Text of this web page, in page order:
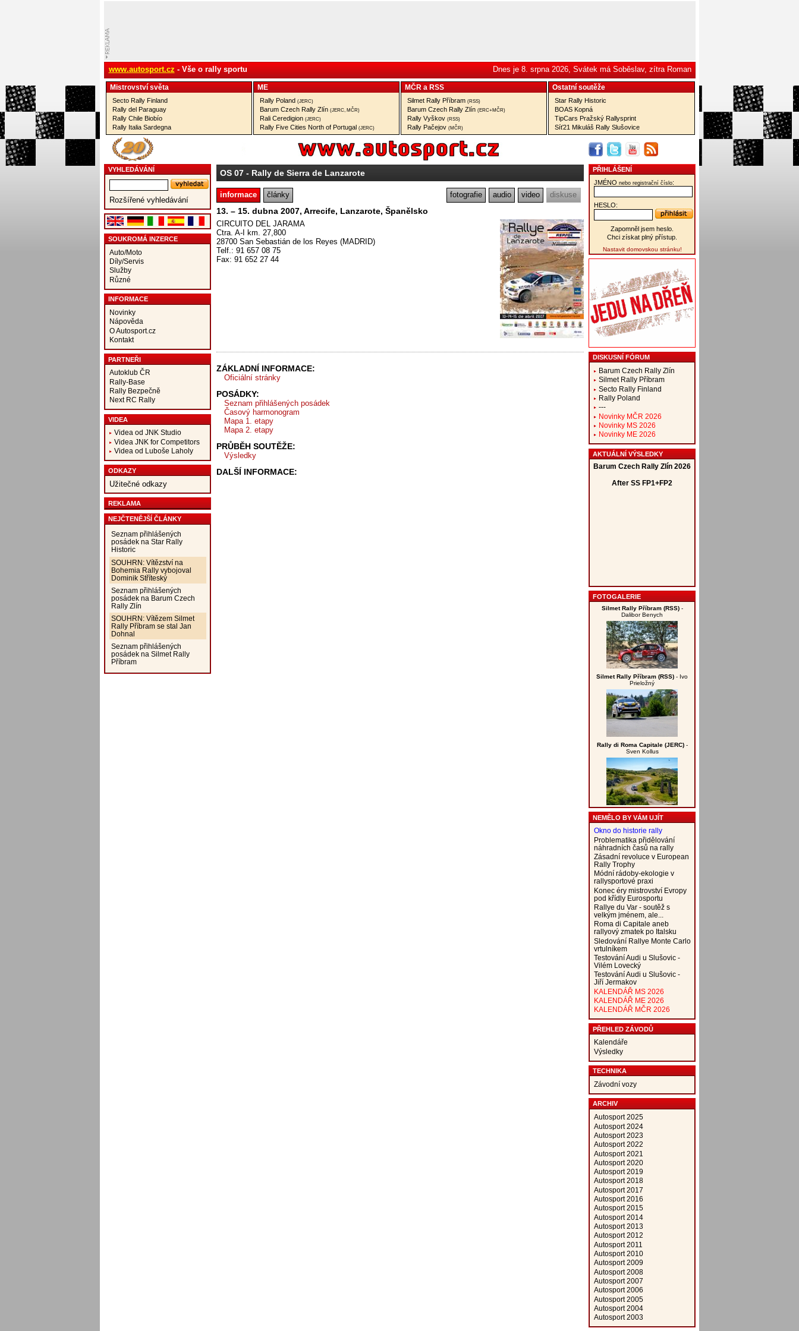
www.autosport.cz - Vše o rally sportu Dnes je 8. srpna 2026, Svátek má Soběslav, zítra Roman
Mistrovství­ světa
Secto Rally Finland
Rally del Paraguay
Rally Chile Biobío
Rally Italia Sardegna
ME
Rally Poland (JERC)
Barum Czech Rally Zlín (JERC, MČR)
Rali Ceredigion (JERC)
Rally Five Cities North of Portugal (JERC)
MČR a RSS
Silmet Rally Příbram (RSS)
Barum Czech Rally Zlín (ERC+MČR)
Rally Vyškov (RSS)
Rally Pačejov (MČR)
Ostatní­ soutěže
Star Rally Historic
BOAS Kopná
TipCars Pražský Rallysprint
Síť21 Mikuláš Rally Slušovice
VYHLEDÁVÁNÍ
Rozšířené vyhledávání
SOUKROMÁ INZERCE
Auto/Moto
Díly/Servis
Služby
Různé
INFORMACE
Novinky
Nápověda
O Autosport.cz
Kontakt
PARTNEŘI
Autoklub ČR
Rally-Base
Rally Bezpečně
Next RC Rally
VIDEA
Videa od JNK Studio
Videa JNK for Competitors
Videa od Luboše Laholy
ODKAZY
Užitečné odkazy
REKLAMA
NEJČTENĚJŠÍ ČLÁNKY
Seznam přihlášených
posádek na Star Rally
Historic
SOUHRN: Vítězství na
Bohemia Rally vybojoval
Dominik Stříteský
Seznam přihlášených
posádek na Barum Czech
Rally Zlín
SOUHRN: Vítězem Silmet
Rally Příbram se stal Jan
Dohnal
Seznam přihlášených
posádek na Silmet Rally
Příbram
OS 07- Rally de Sierra de Lanzarote
informace články fotografie audio video diskuse
13. – 15. dubna 2007, Arrecife, Lanzarote, Španělsko
CIRCUITO DEL JARAMA
Ctra. A-I km. 27,800
28700 San Sebastián de los Reyes (MADRID)
Telf.: 91 657 08 75
Fax: 91 652 27 44
ZÁKLADNÍ INFORMACE:
Oficiální stránky
POSÁDKY:
Seznam přihlášených posádek
Časový harmonogram
Mapa 1. etapy
Mapa 2. etapy
PRŮBĚH SOUTĚŽE:
Výsledky
DALŠÍ INFORMACE:
PŘIHLÁŠENÍ
JMÉNO nebo registrační číslo:
HESLO:
Zapomněl jsem heslo.
Chci získat plný přístup.
Nastavit domovskou stránku!
DISKUSNÍ FÓRUM
Barum Czech Rally Zlín
Silmet Rally Příbram
Secto Rally Finland
Rally Poland
---
Novinky MČR 2026
Novinky MS 2026
Novinky ME 2026
AKTUÁLNÍ VÝSLEDKY
FOTOGALERIE
Silmet Rally Příbram (RSS)-
Dalibor Benych
Silmet Rally Příbram (RSS) - Ivo
Prieložný
Rally di Roma Capitale (JERC)-
Sven Kollus
NEMĚLO BY VÁM UJÍT
Okno do historie rally
Problematika přidělování
náhradních časů na rally
Zásadní revoluce v European
Rally Trophy
Módní rádoby-ekologie v
rallysportové praxi
Konec éry mistrovství Evropy
pod křídly Eurosportu
Rallye du Var - soutěž s
velkým jménem, ale...
Roma di Capitale aneb
rallyový zmatek po Italsku
Sledování Rallye Monte Carlo
vrtulníkem
Testování Audi u Slušovic -
Vilém Lovecký
Testování Audi u Slušovic -
Jiří Jermakov
KALENDÁŘ MS 2026
KALENDÁŘ ME 2026
KALENDÁŘ MČR 2026
PŘEHLED ZÁVODŮ
Kalendáře
Výsledky
TECHNIKA
Závodní vozy
ARCHIV
Autosport 2025
Autosport 2024
Autosport 2023
Autosport 2022
Autosport 2021
Autosport 2020
Autosport 2019
Autosport 2018
Autosport 2017
Autosport 2016
Autosport 2015
Autosport 2014
Autosport 2013
Autosport 2012
Autosport 2011
Autosport 2010
Autosport 2009
Autosport 2008
Autosport 2007
Autosport 2006
Autosport 2005
Autosport 2004
Autosport 2003